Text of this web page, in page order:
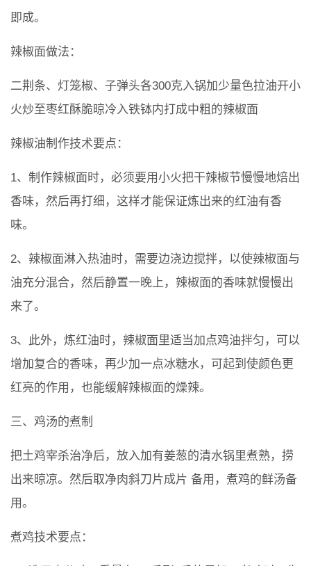
即成。
辣椒面做法：
二荆条、灯笼椒、子弹头各300克入锅加少量色拉油开小
火炒至枣红酥脆晾冷入铁钵内打成中粗的辣椒面
辣椒油制作技术要点：
1、制作辣椒面时，必须要用小火把干辣椒节慢慢地焙出
香味，然后再打细，这样才能保证炼出来的红油有香
味。
2、辣椒面淋入热油时，需要边浇边搅拌，以使辣椒面与
油充分混合，然后静置一晚上，辣椒面的香味就慢慢出
来了。
3、此外，炼红油时，辣椒面里适当加点鸡油拌匀，可以
增加复合的香味，再少加一点冰糖水，可起到使颜色更
红亮的作用，也能缓解辣椒面的燥辣。
三、鸡汤的煮制
把土鸡宰杀治净后，放入加有姜葱的清水锅里煮熟，捞
出来晾凉。然后取净肉斜刀片成片 备用，煮鸡的鲜汤备
用。
煮鸡技术要点：